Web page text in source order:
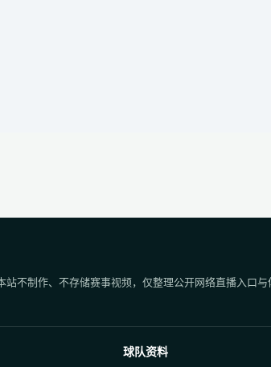
不制作、不存储赛事视频，仅整理公开网络直播入口与
球队资料